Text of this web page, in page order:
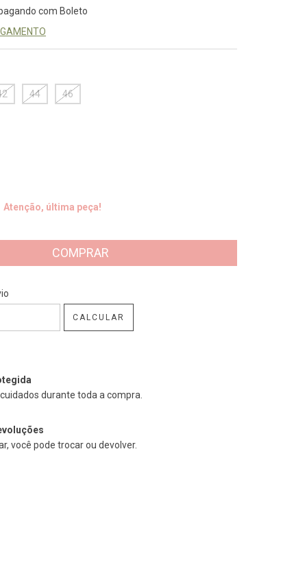
com Boleto
44 46
Atenção, última peça!
CALCULAR
durante toda a compra.
você pode trocar ou devolver.